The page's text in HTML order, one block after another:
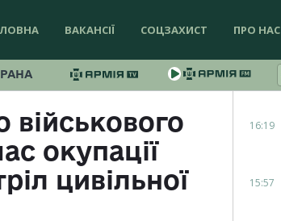
ВАКАНСІЇ СОЦЗАХИСТ ПРО НАС
військового
окупації
цивільної
16:19
15:57